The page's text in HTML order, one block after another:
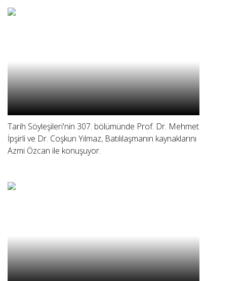
Tarih Söyleşileri'nin 307. bölümünde Prof. Dr. Mehmet
İpşirli ve Dr. Coşkun Yılmaz, Batılılaşmanın kaynaklarını
Azmi Özcan ile konuşuyor.